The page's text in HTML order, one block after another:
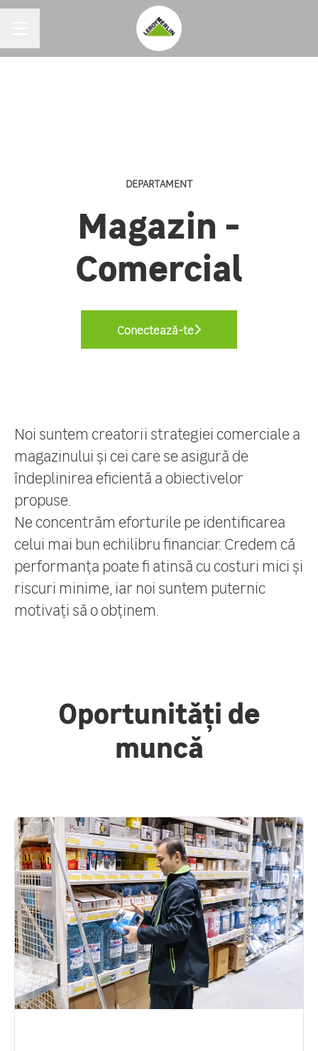
DEPARTAMENT
Magazin -
Comercial
Conectează-te
Noi suntem creatorii strategiei comerciale a
magazinului și cei care se asigură de
îndeplinirea eficientă a obiectivelor
propuse.
Ne concentrăm eforturile pe identificarea
celui mai bun echilibru financiar. Credem că
performanța poate fi atinsă cu costuri mici și
riscuri minime, iar noi suntem puternic
motivați să o obținem.
Oportunități de
muncă